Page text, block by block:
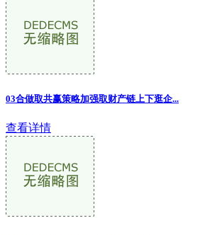
03合做取共赢策略加强取财产链上下逛企...
查看详情